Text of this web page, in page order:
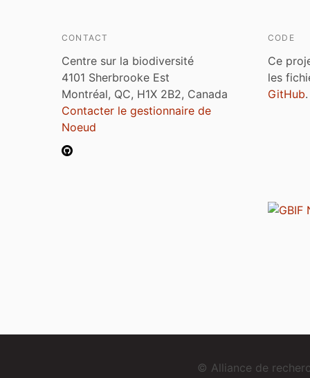
CONTACT
Centre sur la biodiversité
4101 Sherbrooke Est
Montréal, QC, H1X 2B2, Canada
Contacter le gestionnaire de
Noeud
CODE
Ce
les
GitHub.
© Alliance de